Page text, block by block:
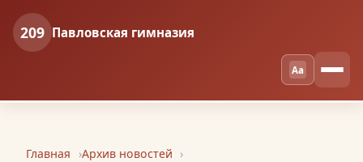
209 Павловская гимназия
Aa
Главная
Архив новостей